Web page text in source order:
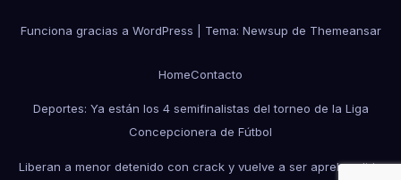
Funciona gracias a WordPress Tema: Newsup de Themeansar
HomeContacto
Deportes: Ya están los 4 semifinalistas del torneo de la Liga
Concepcionera de Fútbol
Liberan a menor detenido con crack y vuelve a ser aprehendido